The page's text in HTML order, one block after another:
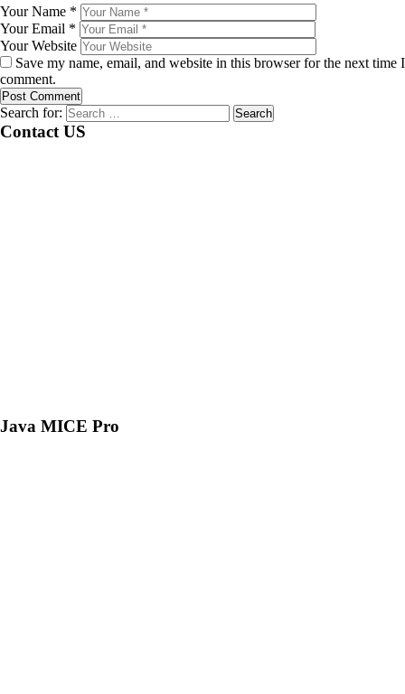
Your Name *
Your Email *
Your Website
Save my name, email, and website in this browser for the next time I
comment.
Search for:
Contact US
Java MICE Pro